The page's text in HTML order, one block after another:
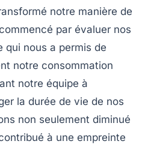
notre manière de
par évaluer nos
qui nous a permis de
notre consommation
notre équipe à
la durée de vie de nos
non seulement diminué
à une empreinte